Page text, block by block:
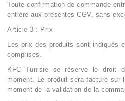
Toute confirmation de commande
entière aux présentes CGV, sans
Article 3 : Prix
Les prix des produits sont indiqués
comprises.
KFC Tunisie se réserve le droit
moment. Le produit sera facturé sur
moment de la validation de la